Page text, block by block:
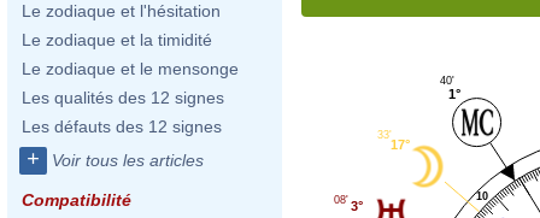
Le zodiaque et l'hésitation
Le zodiaque et la timidité
Le zodiaque et le mensonge
Les qualités des 12 signes
Les défauts des 12 signes
+ Voir tous les articles
Compatibilité
10
1°
40'
17°
33'
3°
08'